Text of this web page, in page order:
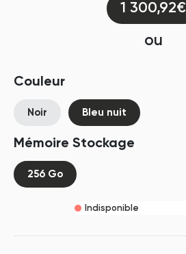
1 300,92€
ou
Couleur
Noir Bleu nuit
Mémoire Stockage
256 Go
Indisponible